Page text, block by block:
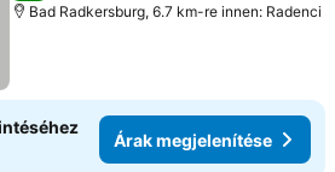
Bad Radkersburg, 6.7 km-re innen: Radenci
Árak megjelenítése